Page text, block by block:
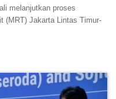
melanjutkan proses
(MRT) Jakarta Lintas Timur-